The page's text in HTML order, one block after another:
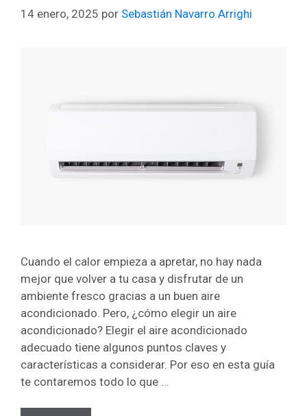
14 enero, 2025 por Sebastián Navarro Arrighi
Cuando el calor empieza a apretar, no hay nada
mejor que volver a tu casa y disfrutar de un
ambiente fresco gracias a un buen aire
acondicionado. Pero, ¿cómo elegir un aire
acondicionado? Elegir el aire acondicionado
adecuado tiene algunos puntos claves y
características a considerar. Por eso en esta guía
te contaremos todo lo que …